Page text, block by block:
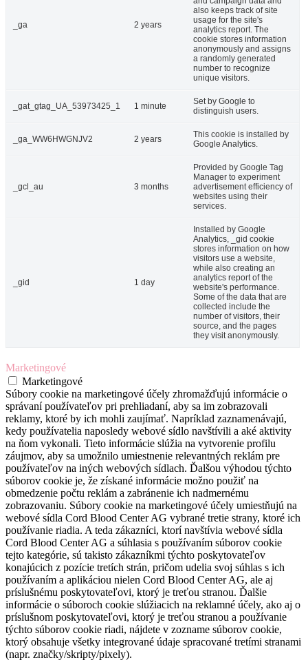
_ga 2 years
also keeps track of site
usage for the site's
analytics report. The
cookie stores information
anonymously and assigns
a randomly generated
number to recognize
unique visitors.
_gat_gtag_UA_53973425_1 1 minute
Set by Google to
distinguish users.
_ga_WW6HWGNJV2 2 years
This cookie is installed by
Google Analytics.
_gcl_au 3 months
Provided by Google Tag
Manager to experiment
advertisement efficiency of
websites using their
services.
_gid 1 day
Installed by Google
Analytics, _gid cookie
stores information on how
visitors use a website,
while also creating an
analytics report of the
website's performance.
Some of the data that are
collected include the
number of visitors, their
source, and the pages
they visit anonymously.
Marketingové
Marketingové
Súbory cookie na marketingové účely zhromažďujú informácie o
správaní používateľov pri prehliadaní, aby sa im zobrazovali
reklamy, ktoré by ich mohli zaujímať. Napríklad zaznamenávajú,
kedy používatelia naposledy webové sídlo navštívili a aké aktivity
na ňom vykonali. Tieto informácie slúžia na vytvorenie profilu
záujmov, aby sa umožnilo umiestnenie relevantných reklám pre
používateľov na iných webových sídlach. Ďalšou výhodou týchto
súborov cookie je, že získané informácie možno použiť na
obmedzenie počtu reklám a zabránenie ich nadmernému
zobrazovaniu. Súbory cookie na marketingové účely umiestňujú na
webové sídla Cord Blood Center AG vybrané tretie strany, ktoré ich
používanie riadia. A teda zákazníci, ktorí navštívia webové sídla
Cord Blood Center AG a súhlasia s používaním súborov cookie
tejto kategórie, sú takisto zákazníkmi týchto poskytovateľov
konajúcich z pozície tretích strán, pričom udelia svoj súhlas s ich
používaním a aplikáciou nielen Cord Blood Center AG, ale aj
príslušnému poskytovateľovi, ktorý je treťou stranou. Ďalšie
informácie o súboroch cookie slúžiacich na reklamné účely, ako aj o
príslušnom poskytovateľovi, ktorý je treťou stranou a používanie
týchto súborov cookie riadi, nájdete v zozname súborov cookie,
ktorý obsahuje všetky integrované údaje spracované tretími stranami
(napr. značky/skripty/pixely).